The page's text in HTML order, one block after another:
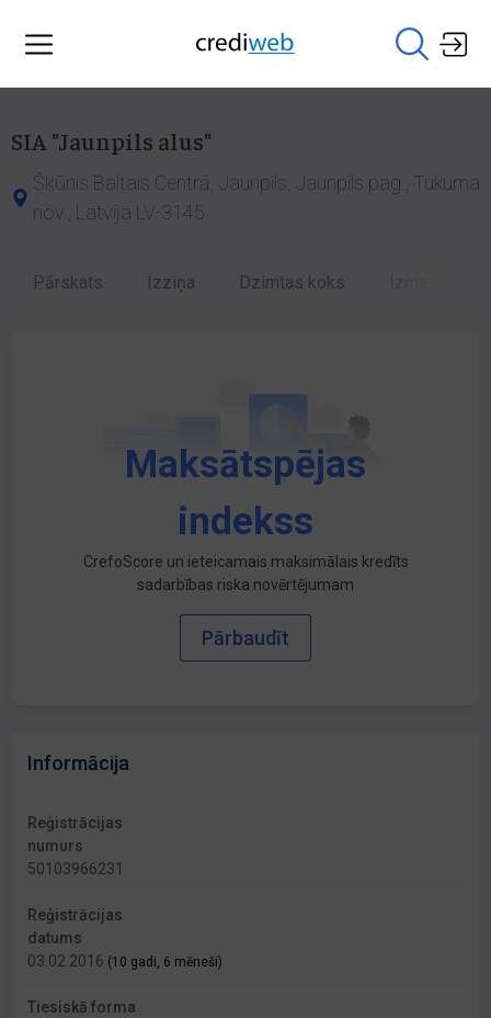
SIA "Jaunpils alus"
Šķūnis Baltais Centrā, Jaunpils, Jaunpils pag., Tukuma
nov., Latvija LV-3145
Pārskats Izziņa Dzimtas koks
Maksātspējas
indekss
CrefoScore un ieteicamais maksimālais kredīts
sadarbības riska novērtējumam
Pārbaudīt
Informācija
Reģistrācijas
numurs
50103966231
Reģistrācijas
datums
03.02.2016 (10 gadi, 6 mēneši)
Tiesiskā forma